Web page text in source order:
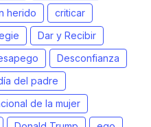
herido
criticar
Dar y Recibir
Desconfianza
del padre
de la mujer